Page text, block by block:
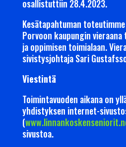
osallistuttiin 28.4.2023.
Kesätapahtuman
Porvoon kaupungin vieraana
ja oppimisen toimialaan.
sivistysjohtaja Sari
Viestintä
Toimintavuoden aikana on
yhdistyksen internet-
(
sivustoa.